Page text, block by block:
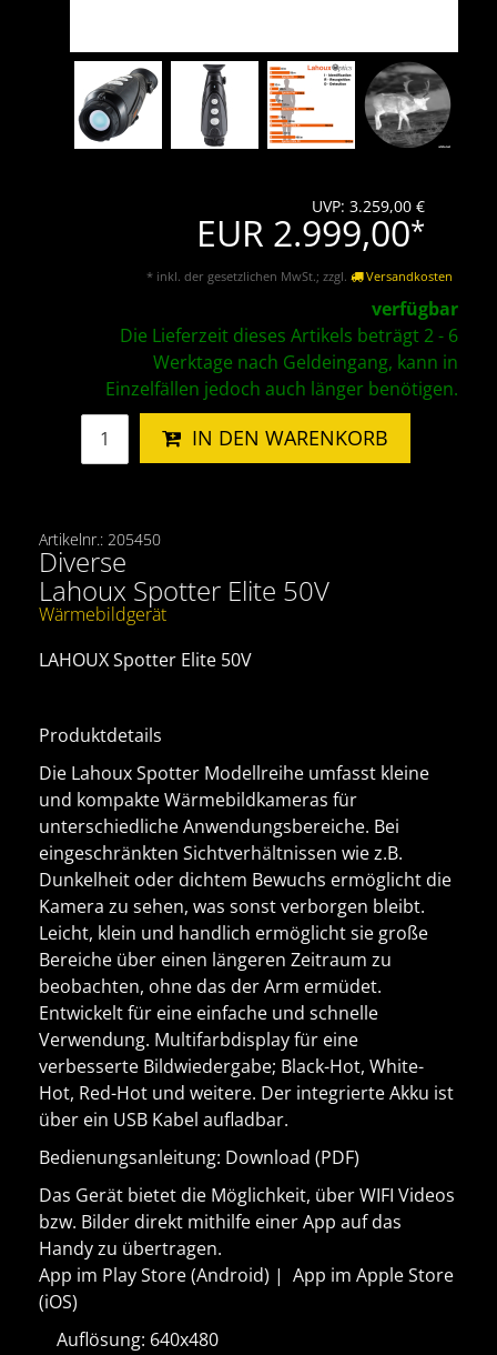
UVP: 3.259,00 €
EUR 2.999,00*
* inkl. der gesetzlichen MwSt.; zzgl. Versandkosten
verfügbar
Die Lieferzeit dieses Artikels beträgt 2 - 6
Werktage nach Geldeingang, kann in
Einzelfällen jedoch auch länger benötigen.
IN DEN WARENKORB
Artikelnr.: 205450
Diverse
Lahoux Spotter Elite 50V
Wärmebildgerät
LAHOUX Spotter Elite 50V
Produktdetails
Die Lahoux Spotter Modellreihe umfasst kleine
und kompakte Wärmebildkameras für
unterschiedliche Anwendungsbereiche. Bei
eingeschränkten Sichtverhältnissen wie z.B.
Dunkelheit oder dichtem Bewuchs ermöglicht die
Kamera zu sehen, was sonst verborgen bleibt.
Leicht, klein und handlich ermöglicht sie große
Bereiche über einen längeren Zeitraum zu
beobachten, ohne das der Arm ermüdet.
Entwickelt für eine einfache und schnelle
Verwendung. Multifarbdisplay für eine
verbesserte Bildwiedergabe; Black-Hot, White-
Hot, Red-Hot und weitere. Der integrierte Akku ist
über ein USB Kabel aufladbar.
Bedienungsanleitung: Download (PDF)
Das Gerät bietet die Möglichkeit, über WIFI Videos
bzw. Bilder direkt mithilfe einer App auf das
Handy zu übertragen.
App im Play Store (Android) | App im Apple Store
(iOS)
Auflösung: 640x480